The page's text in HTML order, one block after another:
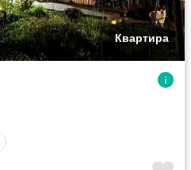
Квартира